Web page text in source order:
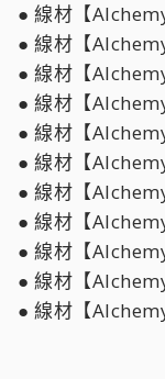
● 線材【
● 線材【
● 線材【
● 線材【
● 線材【
● 線材【
● 線材【
● 線材【
● 線材【
● 線材【
● 線材【